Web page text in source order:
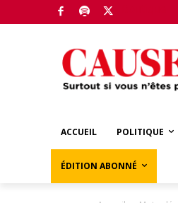
ACCUEIL POLITIQUE
ÉDITION ABONNÉ